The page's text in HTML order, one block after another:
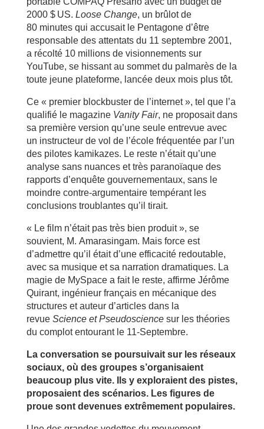
2000 $ US. Loose Change, un brûlot de
80 minutes qui accusait le Pentagone d’être
responsable des attentats du 11 septembre 2001,
a récolté 10 millions de visionnements sur
YouTube, se hissant au sommet du palmarès de la
toute jeune plateforme, lancée deux mois plus tôt.
Ce « premier blockbuster de l’internet », tel que l’a
qualifié le magazine Vanity Fair, ne proposait dans
sa première version qu’une seule entrevue avec
un instructeur de vol de l’école fréquentée par l’un
des pilotes kamikazes. Le reste n’était qu’une
analyse sans nuances et très paranoïaque des
rapports d’enquête gouvernementaux, sans le
moindre contre-argumentaire tempérant les
conclusions troublantes qu’il tirait.
« Le film n’était pas très bien produit », se
souvient, M. Amarasingam. Mais force est
d’admettre qu’il était d’une efficacité redoutable,
avec sa musique et sa narration dramatiques. La
magie de MySpace a fait le reste, affirme Jérôme
Quirant, ingénieur français en mécanique des
structures et auteur d’articles dans la
revue Science et Pseudosciencesur les théories
du complot entourant le 11-Septembre.
La conversation se poursuivait sur les réseaux
sociaux, où des groupes s’organisaient
beaucoup plus vite. Ils y exploraient des pistes,
proposaient des scénarios. Les figures de
proue sont devenues extrêmement populaires.